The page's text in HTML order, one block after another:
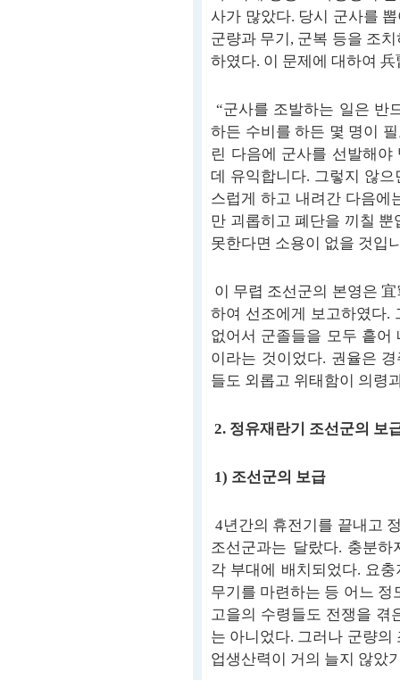
사가 많았다. 당시 군사를
군량과 무기, 군복 등을 조
하였다. 이 문제에 대하여
“군사를 조발하는 일은 반
하든 수비를 하든 몇 명이
린 다음에 군사를 선발해
데 유익합니다. 그렇지 않
스럽게 하고 내려간 다음에
만 괴롭히고 폐단을 끼칠
못한다면 소용이 없을 것입
이 무렵 조선군의 본영은
하여 선조에게 보고하였다.
없어서 군졸들을 모두 흩어
이라는 것이었다. 권율은
들도 외롭고 위태함이 의령
2. 정유재란기 조선군의 보
1) 조선군의 보급
4년간의 휴전기를 끝내고
조선군과는 달랐다. 충분
각 부대에 배치되었다. 요
무기를 마련하는 등 어느 정
고을의 수령들도 전쟁을 겪
는 아니었다. 그러나 군량의
업생산력이 거의 늘지 않았